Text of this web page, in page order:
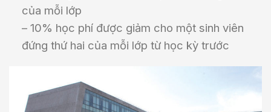
của mỗi lớp
– 10% học phí được giảm cho một sinh viên
đứng thứ hai của mỗi lớp từ học kỳ trước